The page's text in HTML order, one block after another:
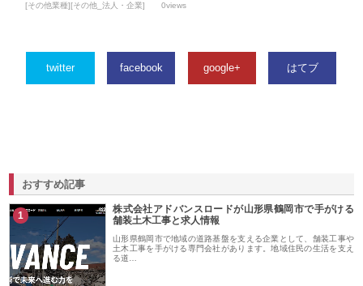
[その他業種][その他_法人・企業] 0views
twitter facebook google+ はてブ
おすすめ記事
1
株式会社アドバンスロードが山形県鶴岡市で手がける
舗装土木工事と求人情報
山形県鶴岡市で地域の道路基盤を支える企業として、舗装工事や
土木工事を手がける専門会社があります。地域住民の生活を支え
る道…